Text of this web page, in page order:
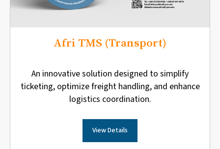
Afri TMS (Transport)
An innovative solution designed to simplify
ticketing, optimize freight handling, and enhance
logistics coordination.
View Details